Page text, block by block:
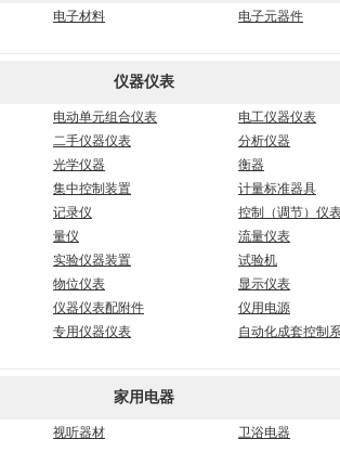
电子材料
电子元器件
仪器仪表
电动单元组合仪表
电工仪器仪表
二手仪器仪表
分析仪器
光学仪器
衡器
集中控制装置
计量标准器具
记录仪
控制（调节）仪
量仪
流量仪表
实验仪器装置
试验机
物位仪表
显示仪表
仪器仪表配附件
仪用电源
专用仪器仪表
自动化成套控制
家用电器
视听器材
卫浴电器